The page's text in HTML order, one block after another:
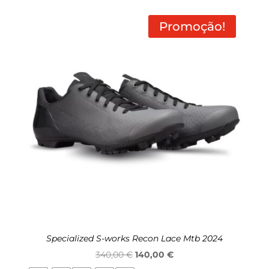
Promoção!
Specialized S-works Recon Lace Mtb 2024
340,00€ O
140,00 €O